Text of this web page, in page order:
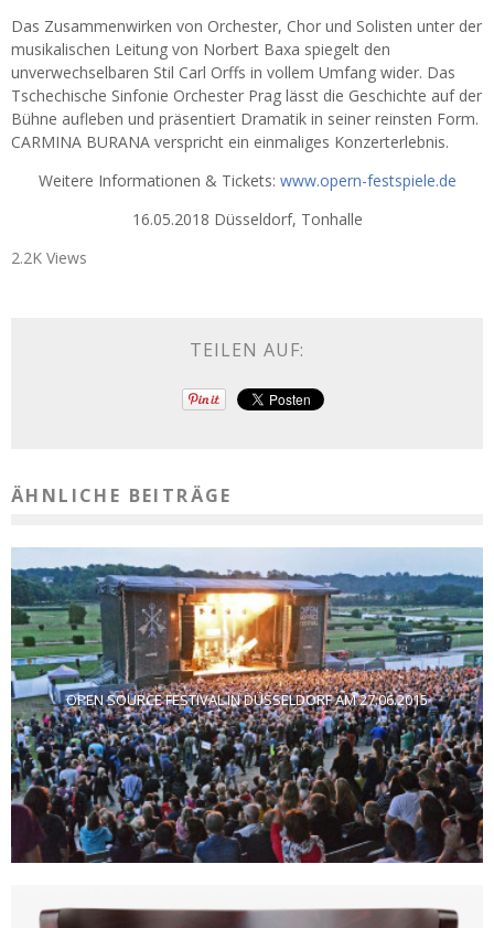
Das Zusammenwirken von Orchester, Chor und Solisten unter der
musikalischen Leitung von Norbert Baxa spiegelt den
unverwechselbaren Stil Carl Orffs in vollem Umfang wider. Das
Tschechische Sinfonie Orchester Prag lässt die Geschichte auf der
Bühne aufleben und präsentiert Dramatik in seiner reinsten Form.
CARMINA BURANA verspricht ein einmaliges Konzerterlebnis.
Weitere Informationen & Tickets: www.opern-festspiele.de
16.05.2018 Düsseldorf, Tonhalle
2.2K Views
TEILEN AUF:
ÄHNLICHE BEITRÄGE
OPEN SOURCE FESTIVAL IN DÜSSELDORF AM 27.06.2015